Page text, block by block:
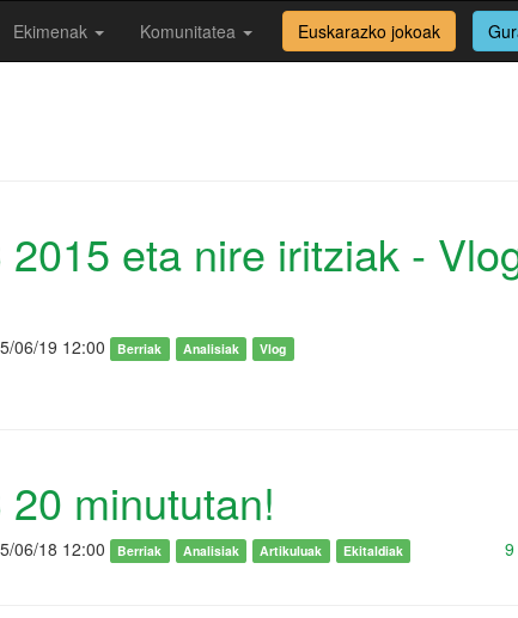
Ekimenak Komunitatea Euskarazko jokoak
2015 eta nire iritziak -
06/19 12:00 Berriak Analisiak Vlog
20 minututan!
06/18 12:00 Berriak Analisiak Artikuluak Ekitaldiak 9